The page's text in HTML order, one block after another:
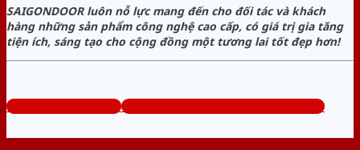
SAIGONDOOR luôn nỗ lực mang đến cho đối tác và khách
hàng những sản phẩm công nghệ cao cấp, có giá trị gia tăng
tiện ích, sáng tạo cho cộng đồng một tương lai tốt đẹp hơn!
www.cuanhuago.com Tổng đài tư vấn miễn phí: 0824.400.400